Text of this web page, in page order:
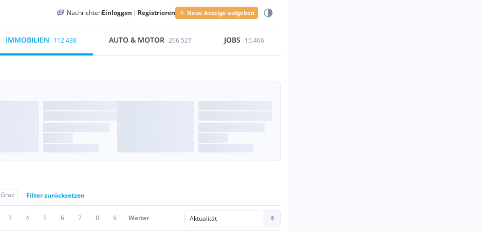
NachrichtenEinloggen | Registrieren Neue Anzeige aufgeben
IMMOBILIEN 112.438 AUTO & MOTOR 206.527 JOBS 15.466
Graz Filter zurücksetzen
3 4 5 6 7 8 9 Weiter